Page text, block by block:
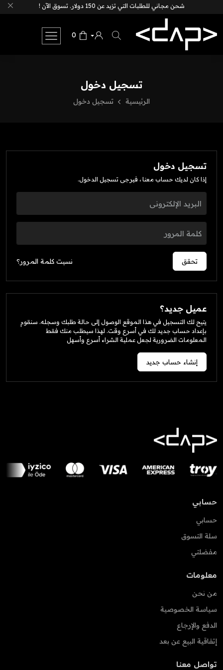
شحن مجاني للطلبات التي تزيد عن 150 دولار. تسوق الآن !
0
تسجيل دخول
الرئيسية تسجيل دخول
تسجيل دخول
إذا كان لديك حساب معنا ، فيرجى تسجيل الدخول.
تحقق نسيت كلمة المرور؟
عميل جديد؟
يتيح لك التسجيل في هذا الموقع الوصول إلى حالة طلبك وسجله. سنقوم
بإعداد حساب جديد لك في أسرع وقت. لهذا سيطلب منك فقط
المعلومات الضرورية لجعل عملية الشراء أسرع وأسهل
إنشاء حساب جديد
حسابي
حسابي
سلة التسوق
مفضلتي
معلومات
من نحن
سياسة الخصوصية
الدفع والإرجاع
إتفاقية البيع عن بعد
تواصل معنا